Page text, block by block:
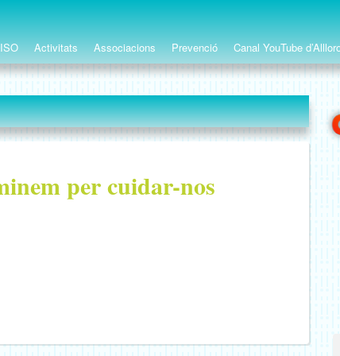
Activitats Associacions Prevenció Canal YouTube
per cuidar-nos